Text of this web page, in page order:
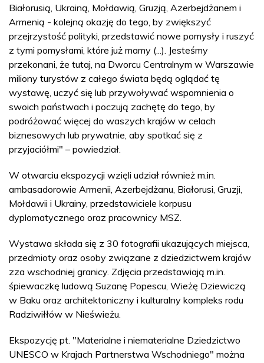
Białorusią, Ukrainą, Mołdawią, Gruzją, Azerbejdżanem i
Armenią - kolejną okazję do tego, by zwiększyć
przejrzystość polityki, przedstawić nowe pomysły i ruszyć
z tymi pomysłami, które już mamy (...). Jesteśmy
przekonani, że tutaj, na Dworcu Centralnym w Warszawie
miliony turystów z całego świata będą oglądać tę
wystawę, uczyć się lub przywoływać wspomnienia o
swoich państwach i poczują zachętę do tego, by
podróżować więcej do waszych krajów w celach
biznesowych lub prywatnie, aby spotkać się z
przyjaciółmi" – powiedział.
W otwarciu ekspozycji wzięli udział również m.in.
ambasadorowie Armenii, Azerbejdżanu, Białorusi, Gruzji,
Mołdawii i Ukrainy, przedstawiciele korpusu
dyplomatycznego oraz pracownicy MSZ.
Wystawa składa się z 30 fotografii ukazujących miejsca,
przedmioty oraz osoby związane z dziedzictwem krajów
zza wschodniej granicy. Zdjęcia przedstawiają m.in.
śpiewaczkę ludową Suzanę Popescu, Wieżę Dziewiczą
w Baku oraz architektoniczny i kulturalny kompleks rodu
Radziwiłłów w Nieświeżu.
Ekspozycję pt. "Materialne i niematerialne Dziedzictwo
UNESCO w Krajach Partnerstwa Wschodniego" można